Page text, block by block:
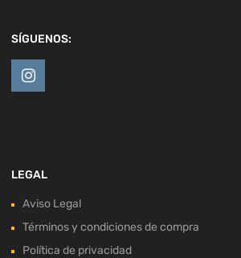
SÍGUENOS:
LEGAL
Aviso Legal
Términos y condiciones de compra
Política de privacidad